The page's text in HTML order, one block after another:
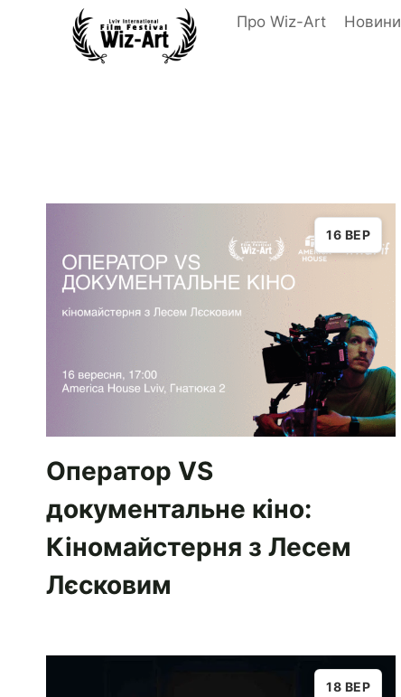
Про Wiz-Art Новини
16 ВЕР
Оператор VS
документальне кіно:
Кіномайстерня з Лесем
Лєсковим
18 ВЕР